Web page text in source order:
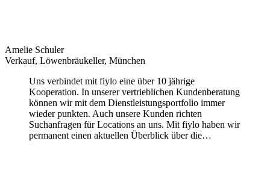
Amelie Schuler
Verkauf, Löwenbräukeller, München
Uns verbindet mit fiylo eine über 10 jährige
Kooperation. In unserer vertrieblichen Kundenberatung
können wir mit dem Dienstleistungsportfolio immer
wieder punkten. Auch unsere Kunden richten
Suchanfragen für Locations an uns. Mit fiylo haben wir
permanent einen aktuellen Überblick über die…